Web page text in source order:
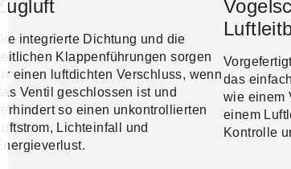
Zugluft
Die integrierte Dichtung und die
seitlichen Klappenführungen sorgen
für einen luftdichten Verschluss, wenn
das Ventil geschlossen ist und
verhindert so einen unkontrollierten
Luftstrom, Lichteinfall und
Energieverlust.
das
wie einem
einem
Kontrolle